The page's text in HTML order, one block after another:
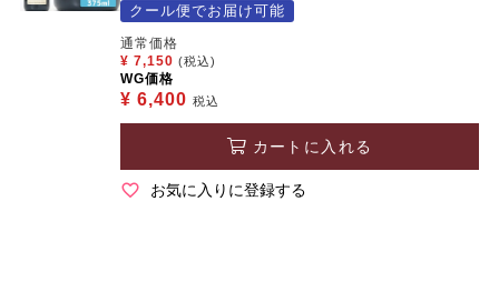
クール便でお届け可能
通常価格
¥ 7,150 (税込)
WG価格
¥ 6,400 税込
カートに入れる
お気に入りに登録する